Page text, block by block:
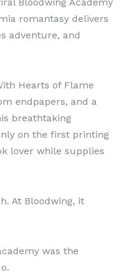
romantasy delivers
adventure, and
Hearts of Flame
endpapers, and a
breathtaking
on the first printing
lover while supplies
At Bloodwing, it
was the